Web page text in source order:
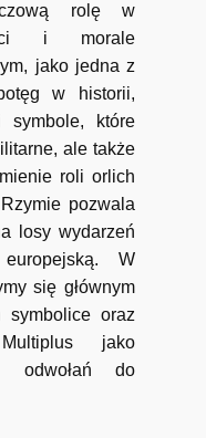
rolę w
i morale
jako jedna z
w historii,
symbole, które
ale także
roli orlich
pozwala
losy wydarzeń
W
się głównym
symbolice oraz
jako
odwołań do